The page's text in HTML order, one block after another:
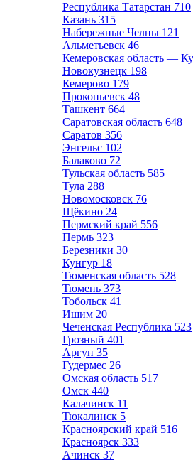
Республика Татарстан 710
Казань 315
Набережные Челны 121
Альметьевск 46
Кемеровская область —
Новокузнецк 198
Кемерово 179
Прокопьевск 48
Ташкент 664
Саратовская область 648
Саратов 356
Энгельс 102
Балаково 72
Тульская область 585
Тула 288
Новомосковск 76
Щёкино 24
Пермский край 556
Пермь 323
Березники 30
Кунгур 18
Тюменская область 528
Тюмень 373
Тобольск 41
Ишим 20
Чеченская Республика 523
Грозный 401
Аргун 35
Гудермес 26
Омская область 517
Омск 440
Калачинск 11
Тюкалинск 5
Красноярский край 516
Красноярск 333
Ачинск 37